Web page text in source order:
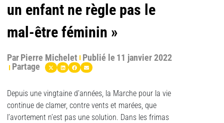
un enfant ne règle pas le
mal-être féminin »
ParPierre Michelet Publié le 11 janvier 2022
Partage
Depuis une vingtaine d’années, la Marche pour la vie
continue de clamer, contre vents et marées, que
l’avortement n’est pas une solution. Dans les frimas